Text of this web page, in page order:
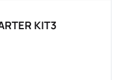
KIT3